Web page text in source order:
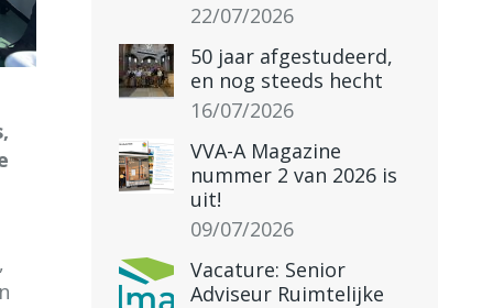
22/07/2026
50 jaar afgestudeerd,
en nog steeds hecht
16/07/2026
VVA-A Magazine
nummer 2 van 2026 is
uit!
09/07/2026
Vacature: Senior
Adviseur Ruimtelijke